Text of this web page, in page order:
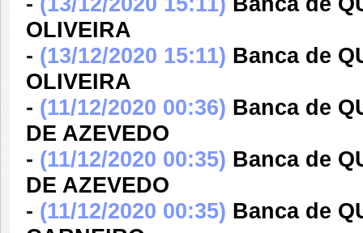
OLIVEIRA
- (13/12/2020 15:11) Banca de
OLIVEIRA
- (11/12/2020 00:36) Banca de
DE AZEVEDO
- (11/12/2020 00:35) Banca de
DE AZEVEDO
- (11/12/2020 00:35) Banca de